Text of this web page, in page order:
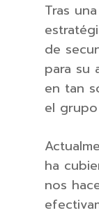
Tras
de
para su
en tan
el
ha
nos